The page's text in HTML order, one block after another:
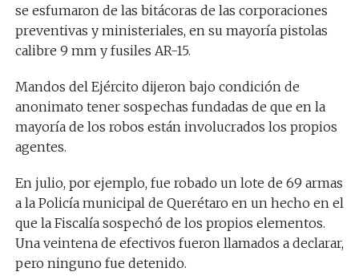
se esfumaron de las bitácoras de las corporaciones
preventivas y ministeriales, en su mayoría pistolas
calibre 9 mm y fusiles AR-15.
Mandos del Ejército dijeron bajo condición de
anonimato tener sospechas fundadas de que en la
mayoría de los robos están involucrados los propios
agentes.
En julio, por ejemplo, fue robado un lote de 69 armas
a la Policía municipal de Querétaro en un hecho en el
que la Fiscalía sospechó de los propios elementos.
Una veintena de efectivos fueron llamados a declarar,
pero ninguno fue detenido.